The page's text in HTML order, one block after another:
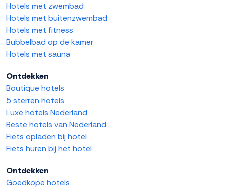
Hotels met zwembad
Hotels met buitenzwembad
Hotels met fitness
Bubbelbad op de kamer
Hotels met sauna
Ontdekken
Boutique hotels
5 sterren hotels
Luxe hotels Nederland
Beste hotels van Nederland
Fiets opladen bij hotel
Fiets huren bij het hotel
Ontdekken
Goedkope hotels